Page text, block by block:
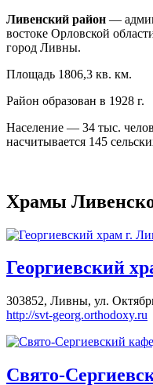
Ливенский район —
востоке Орловской
город Ливны.
Площадь 1806,3 кв. км.
Район образован в 1928 г.
Население — 34 тыс.
насчитывается 145
Храмы
Георгиевский
303852, Ливны, ул.
http://svt-georg.orthodoxy.ru
Свято-